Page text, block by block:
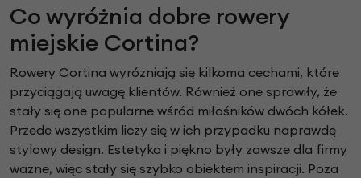
Co wyróżnia dobre rowery
miejskie Cortina?
Rowery Cortina wyróżniają się kilkoma cechami, które
przyciągają uwagę klientów. Również one sprawiły, że
stały się one popularne wśród miłośników dwóch kółek.
Przede wszystkim liczy się w ich przypadku naprawdę
stylowy design. Estetyka i piękno były zawsze dla firmy
ważne, więc stały się szybko obiektem inspiracji. Poza